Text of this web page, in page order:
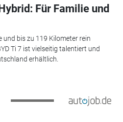
Für Familie und
und bis zu 119 Kilometer rein
Ti 7 ist vielseitig talentiert und
erhältlich.